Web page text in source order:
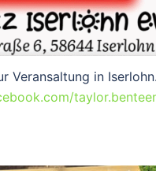
Veransaltung in